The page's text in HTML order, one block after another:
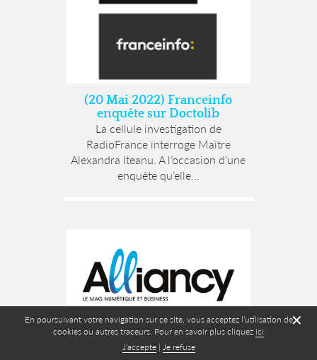
✕
En poursuivant votre navigation sur ce site, vous acceptez l’utilisation de
cookies ou autres traceurs. Pour en savoir plus cliquez ici
J'accepte| Je refuse
(20 Mai 2022) Franceinfo
enquête sur Doctolib
La cellule investigation de
RadioFrance interroge Maître
Alexandra Iteanu. A l’occasion d’une
enquête qu’elle...
(20 Avril 2022) Tribune « Mon
Espace Santé » Est-il sage de